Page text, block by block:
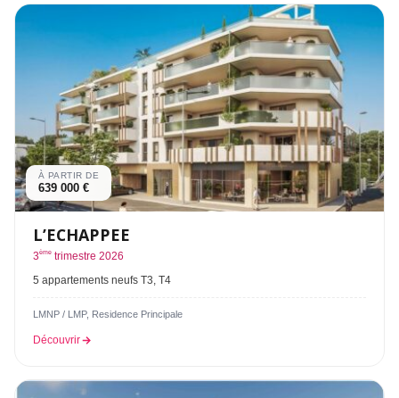
À PARTIR DE
639 000 €
L’ECHAPPEE
3ème trimestre 2026
5 appartements neufs T3, T4
LMNP / LMP, Residence Principale
Découvrir